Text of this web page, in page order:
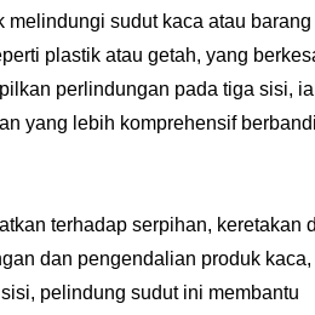
sudut kaca atau barang
plastik atau getah, yang
perlindungan pada tiga sisi, ia
yang lebih komprehensif
terhadap serpihan, keretakan
dan pengendalian produk kaca,
pelindung sudut ini membantu